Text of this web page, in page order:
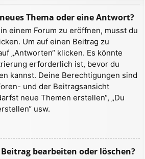
Thema oder eine Antwort?
einem Forum zu eröffnen, musst du
Um auf einen Beitrag zu
„Antworten“ klicken. Es könnte
erforderlich ist, bevor du
kannst. Deine Berechtigungen sind
und der Beitragsansicht
neue Themen erstellen“, „Du
usw.
bearbeiten oder löschen?